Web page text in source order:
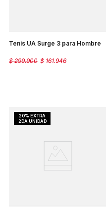
Tenis UA Surge 3 para Hombre
$ 161.946
$ 299.900